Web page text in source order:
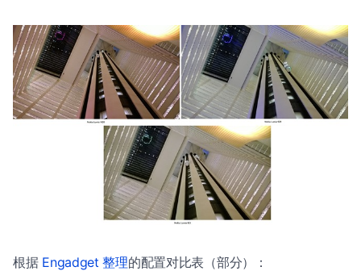
根据 Engadget 整理的配置对比表（部分）：